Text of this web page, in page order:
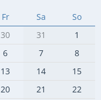
Fr Sa
So
30 31
1
6 7
8
13 14
15
20 21
22